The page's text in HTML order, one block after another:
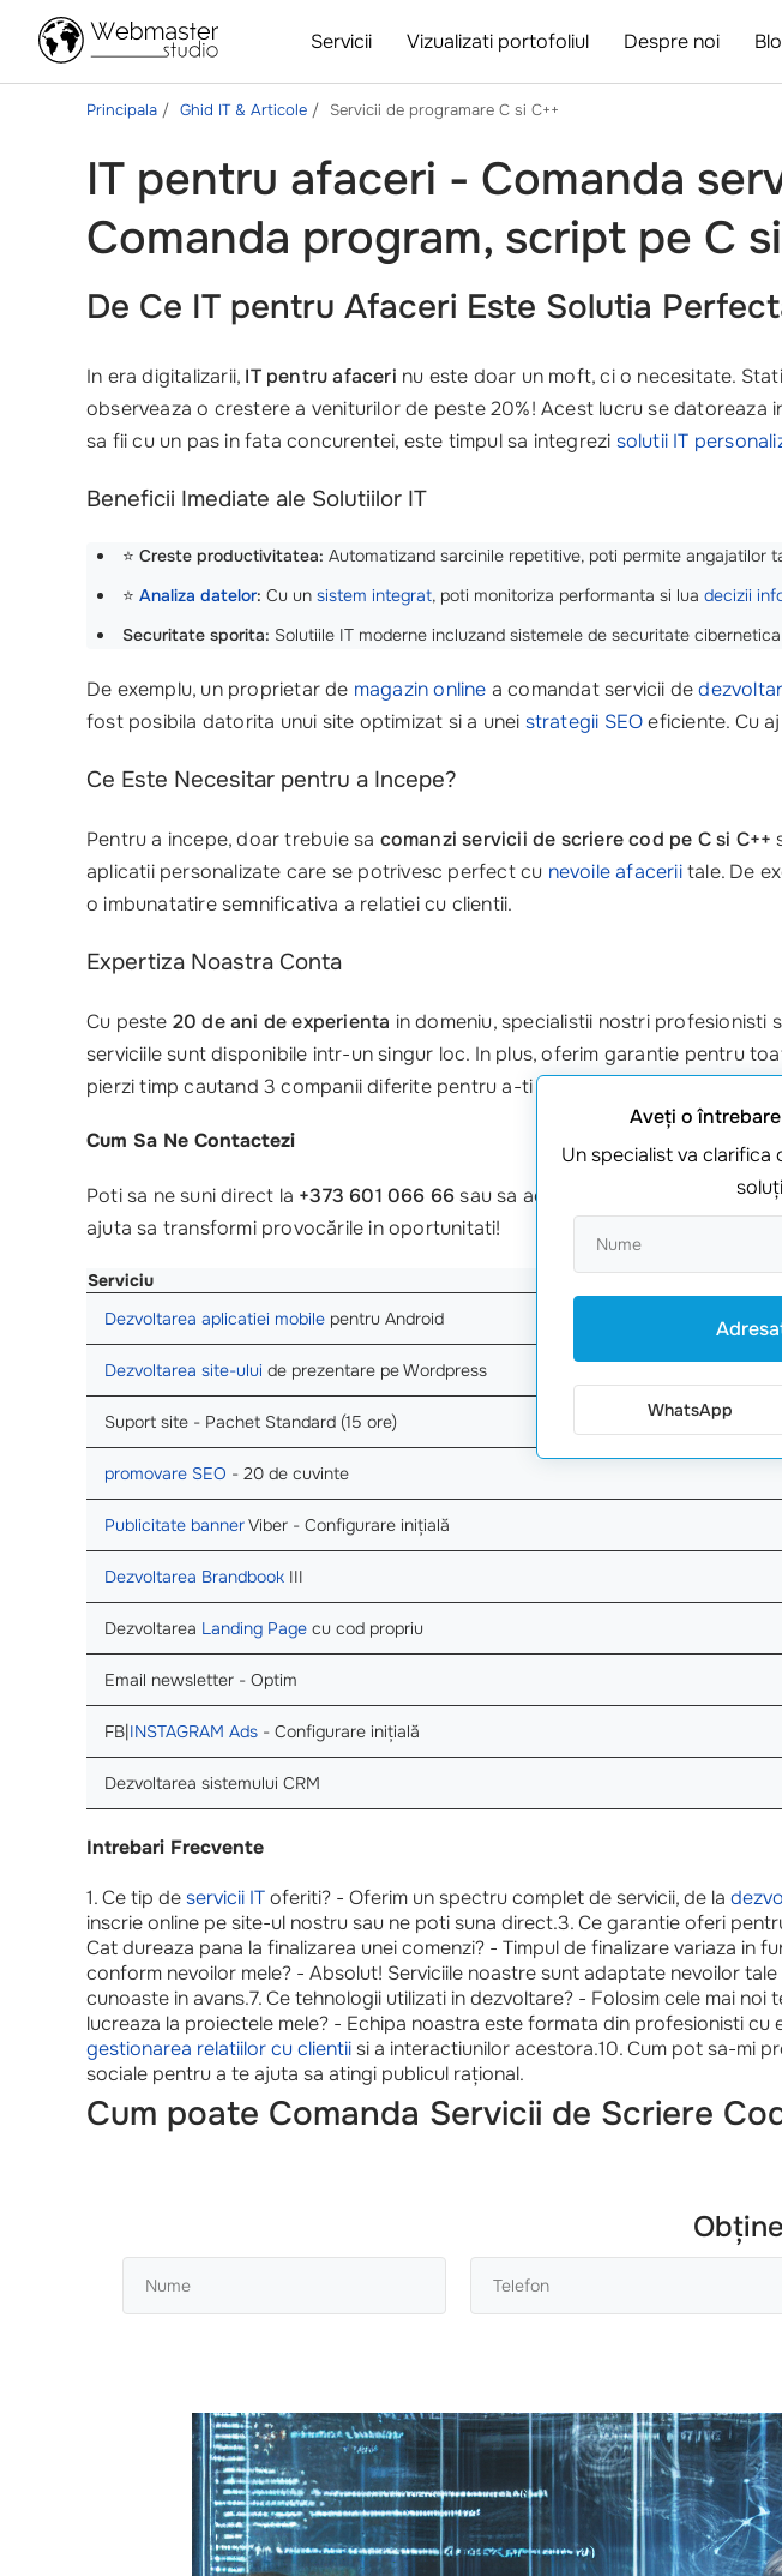
Servicii Vizualizati portofoliul Despre noi
Principala Ghid IT & Articole Servicii de programare C si C++
IT pentru afaceri - Comanda
Comanda program, script pe C
De Ce IT pentru Afaceri Este Solutia
In era digitalizarii, IT pentru afaceri nu este doar un moft, ci o necesitate.
observeaza o crestere a veniturilor de peste 20%! Acest lucru se
sa fii cu un pas in fata concurentei, este timpul sa integrezi solutii IT
Beneficii Imediate ale Solutiilor IT
⭐ Creste productivitatea: Automatizand sarcinile repetitive, poti permite angajatilor
⭐ Analiza datelor: Cu un sistem integrat, poti monitoriza performanta si lua decizii
Securitate sporita: Solutiile IT moderne incluzand sistemele de securitate
De exemplu, un proprietar de magazin online a comandat servicii de
fost posibila datorita unui site optimizat si a unei strategii SEOeficiente. Cu
Ce Este Necesitar pentru a Incepe?
Pentru a incepe, doar trebuie sa comanzi servicii de scriere cod pe C si C++
aplicatii personalizate care se potrivesc perfect cu nevoile afaceriitale. De
o imbunatatire semnificativa a relatiei cu clientii.
Expertiza Noastra Conta
Cu peste 20 de ani de experienta in domeniu, specialistii nostri profesionisti
serviciile sunt disponibile intr-un singur loc. In plus, oferim garantie pentru
pierzi timp cautand 3 companii diferite pentru a-ti rezolva toate sarcinile IT.
Cum Sa Ne Contactezi
Poti sa ne suni direct la +373 601 066 66sau sa accesezi site-ul nostru la
ajuta sa transformi provocările in oportunitati!
Serviciu
Dezvoltarea aplicatiei mobile pentru Android
Dezvoltarea site-ului de prezentare pe Wordpress
Suport site - Pachet Standard (15 ore)
promovare SEO - 20 de cuvinte
Publicitate bannerViber - Configurare inițială
Dezvoltarea Brandbook III
Dezvoltarea Landing Page cu cod propriu
Email newsletter - Optim
FB|INSTAGRAM Ads - Configurare inițială
Dezvoltarea sistemului CRM
Intrebari Frecvente
1. Ce tip deservicii IToferiti? - Oferim un spectru complet de servicii, de la
inscrie online pe site-ul nostru sau ne poti suna direct.3. Ce garantie oferi
Cat dureaza pana la finalizarea unei comenzi? - Timpul de finalizare variaza in
conform nevoilor mele? - Absolut! Serviciile noastre sunt adaptate nevoilor
cunoaste in avans.7. Ce tehnologii utilizati in dezvoltare? - Folosim cele mai
lucreaza la proiectele mele? - Echipa noastra este formata din profesionisti
gestionarea relatiilor cu clientiisi a interactiunilor acestora.10. Cum pot sa-mi
sociale pentru a te ajuta sa atingi publicul rațional.
Cum poate Comanda Servicii de Scriere
Aveţi o
Un specialist va clarifica
WhatsApp